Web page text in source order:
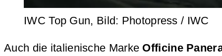
IWC Top Gun, Bild: Photopress / IWC
Auch die italienische Marke Officine